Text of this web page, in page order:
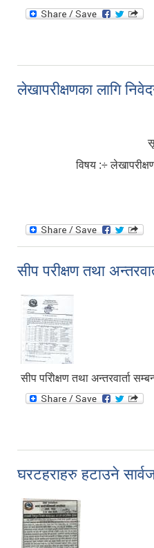
लेखापरीक्षणका लागि
विषय :÷ लेखापरीक्षणका
सीप परीक्षण तथा
सीप परोिक्षण तथा अन्तरवार्ता
घरटहराहरु हटाउने